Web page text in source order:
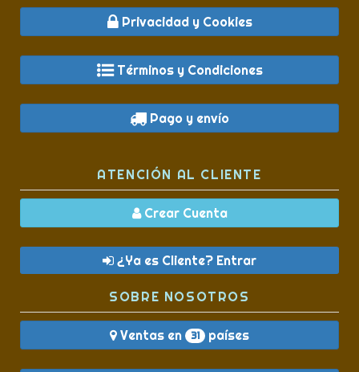
Privacidad y Cookies
Términos y Condiciones
Pago y envío
ATENCIÓN AL CLIENTE
Crear Cuenta
¿Ya es Cliente? Entrar
SOBRE NOSOTROS
Ventas en 31 países